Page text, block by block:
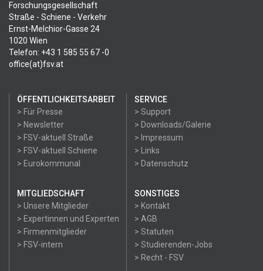
Forschungsgesellschaft
Straße - Schiene - Verkehr
Ernst-Melchior-Gasse 24
1020 Wien
Telefon: +43 1 585 55 67 -0
office(at)fsv.at
ÖFFENTLICHKEITSARBEIT
> Für Presse
> Newsletter
> FSV-aktuell Straße
> FSV-aktuell Schiene
> Eurokommunal
SERVICE
> Support
> Downloads/Galerie
> Impressum
> Links
> Datenschutz
MITGLIEDSCHAFT
> Unsere Mitglieder
> Expertinnen und Experten
> Firmenmitglieder
> FSV-intern
SONSTIGES
> Kontakt
> AGB
> Statuten
> Studierenden-Jobs
> Recht - FSV